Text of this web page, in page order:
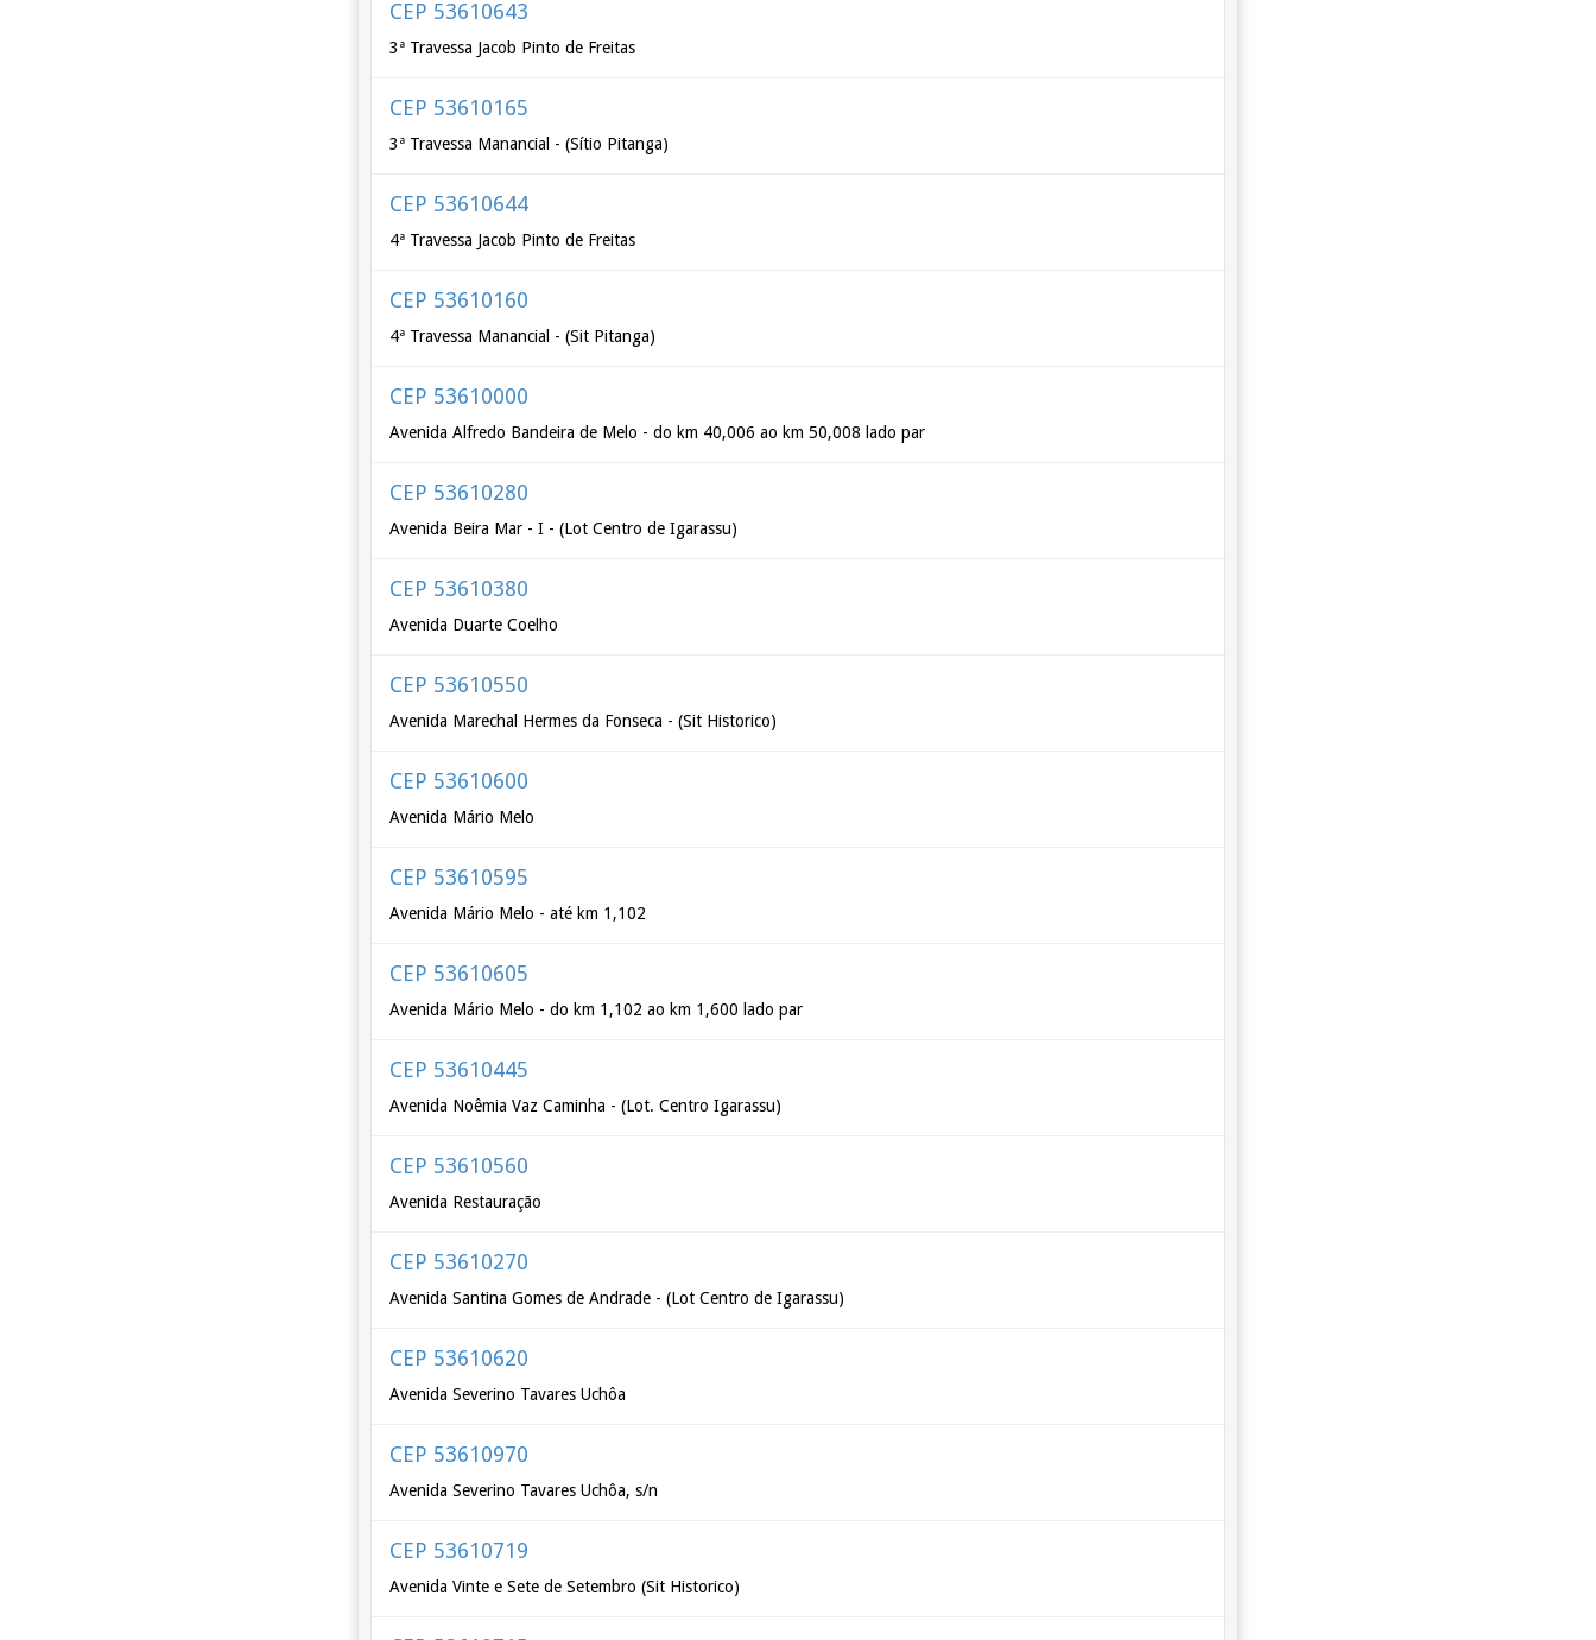
CEP 53610643
3ª Travessa Jacob Pinto de Freitas
CEP 53610165
3ª Travessa Manancial - (Sítio Pitanga)
CEP 53610644
4ª Travessa Jacob Pinto de Freitas
CEP 53610160
4ª Travessa Manancial - (Sit Pitanga)
CEP 53610000
Avenida Alfredo Bandeira de Melo - do km 40,006 ao km 50,008 lado par
CEP 53610280
Avenida Beira Mar - I - (Lot Centro de Igarassu)
CEP 53610380
Avenida Duarte Coelho
CEP 53610550
Avenida Marechal Hermes da Fonseca - (Sit Historico)
CEP 53610600
Avenida Mário Melo
CEP 53610595
Avenida Mário Melo - até km 1,102
CEP 53610605
Avenida Mário Melo - do km 1,102 ao km 1,600 lado par
CEP 53610445
Avenida Noêmia Vaz Caminha - (Lot. Centro Igarassu)
CEP 53610560
Avenida Restauração
CEP 53610270
Avenida Santina Gomes de Andrade - (Lot Centro de Igarassu)
CEP 53610620
Avenida Severino Tavares Uchôa
CEP 53610970
Avenida Severino Tavares Uchôa, s/n
CEP 53610719
Avenida Vinte e Sete de Setembro (Sit Historico)